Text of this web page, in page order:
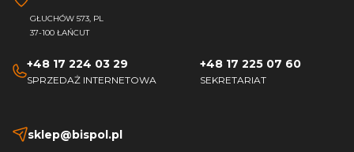
GŁUCHÓW 573, PL
37-100 ŁAŃCUT
+48 17 224 03 29
SPRZEDAŻ INTERNETOWA
+48 17 225 07 60
SEKRETARIAT
sklep@bispol.pl